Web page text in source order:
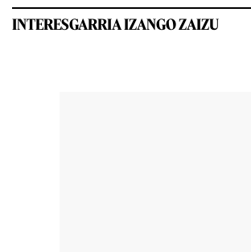
INTERESGARRIA IZANGO ZAIZU